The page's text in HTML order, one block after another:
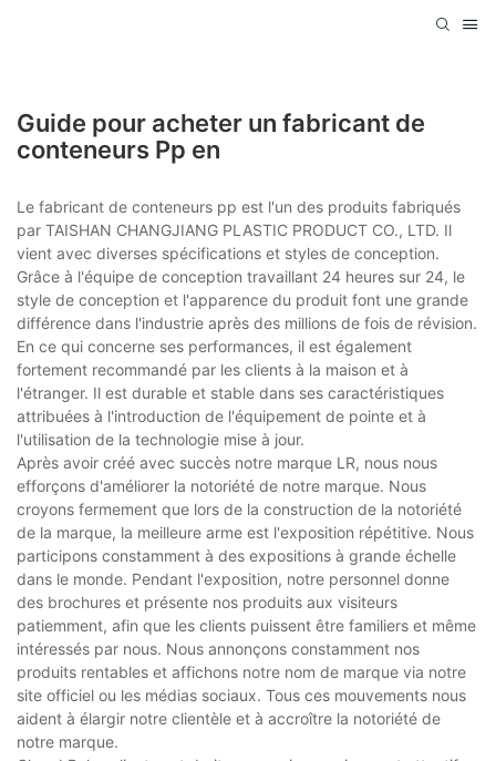
Guide pour acheter un fabricant de
conteneurs Pp en
Le fabricant de conteneurs pp est l'un des produits fabriqués
par TAISHAN CHANGJIANG PLASTIC PRODUCT CO., LTD. Il
vient avec diverses spécifications et styles de conception.
Grâce à l'équipe de conception travaillant 24 heures sur 24, le
style de conception et l'apparence du produit font une grande
différence dans l'industrie après des millions de fois de révision.
En ce qui concerne ses performances, il est également
fortement recommandé par les clients à la maison et à
l'étranger. Il est durable et stable dans ses caractéristiques
attribuées à l'introduction de l'équipement de pointe et à
l'utilisation de la technologie mise à jour.
Après avoir créé avec succès notre marque LR, nous nous
efforçons d'améliorer la notoriété de notre marque. Nous
croyons fermement que lors de la construction de la notoriété
de la marque, la meilleure arme est l'exposition répétitive. Nous
participons constamment à des expositions à grande échelle
dans le monde. Pendant l'exposition, notre personnel donne
des brochures et présente nos produits aux visiteurs
patiemment, afin que les clients puissent être familiers et même
intéressés par nous. Nous annonçons constamment nos
produits rentables et affichons notre nom de marque via notre
site officiel ou les médias sociaux. Tous ces mouvements nous
aident à élargir notre clientèle et à accroître la notoriété de
notre marque.